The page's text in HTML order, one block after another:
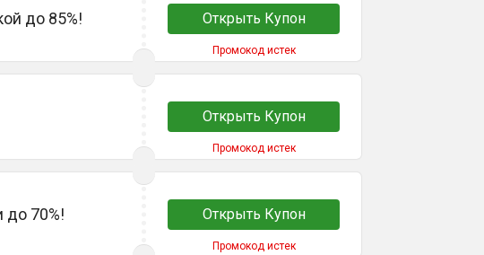
до 85%! Открыть Купон
Промокод истек
Открыть Купон
Промокод истек
до 70%! Открыть Купон
Промокод истек